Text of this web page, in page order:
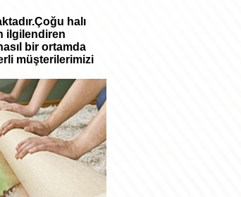
halı
ilgilendiren
bir ortamda
müşterilerimizi